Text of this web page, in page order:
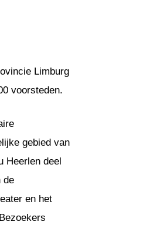
Limburg
voorsteden.
gebied van
Heerlen deel
de
en het